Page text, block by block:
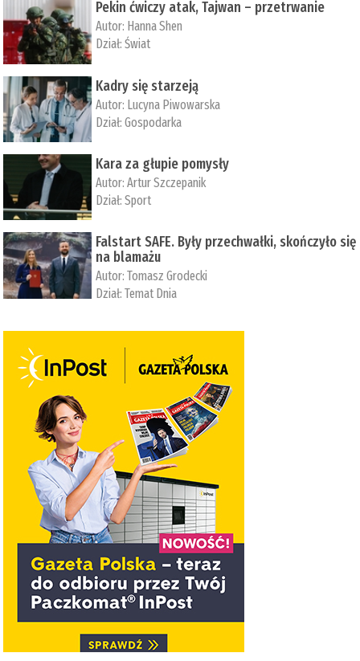
Pekin ćwiczy atak, Tajwan – przetrwanie
Autor: ­Hanna Shen
Dział:Świat
Kadry się starzeją
Autor: Lucyna Piwowarska
Dział:Gospodarka
Kara za głupie pomysły
Autor:Artur Szczepanik
Dział:Sport
Falstart SAFE. Były przechwałki, skończyło się
na blamażu
Autor:Tomasz Grodecki
Dział:Temat Dnia